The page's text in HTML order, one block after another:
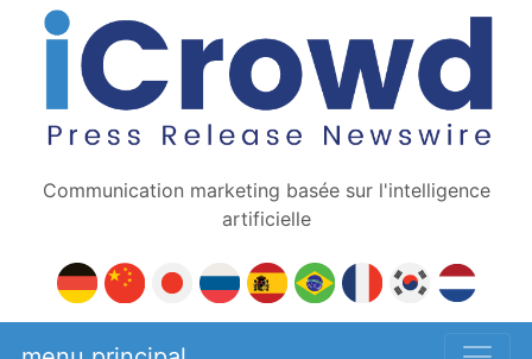
Communication marketing basée sur l'intelligence
artificielle